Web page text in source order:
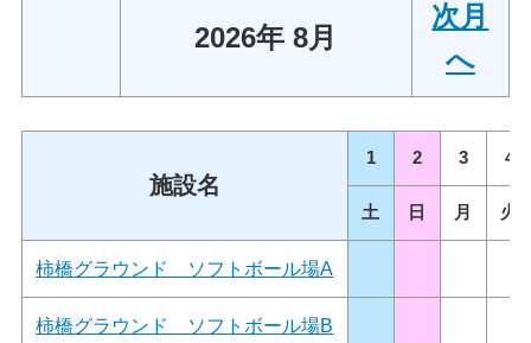
2026年 8月
次月
へ
施設名
1 2 3 4
土 日 月 火
柿橋グラウンド ソフトボール場A
柿橋グラウンド ソフトボール場B